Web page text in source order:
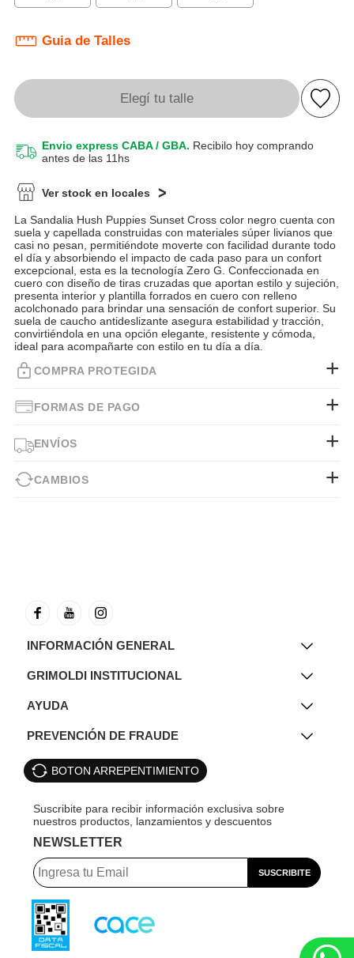
Guia de Talles
Elegí tu talle
Envio express CABA / GBA. Recibilo hoy comprando
antes de las 11hs
Ver stock en locales
La Sandalia Hush Puppies Sunset Cross color negro cuenta con
suela y capellada construidas con materiales súper livianos que
casi no pesan, permitiéndote moverte con facilidad durante todo
el día y absorbiendo el impacto de cada paso para un confort
excepcional, esta es la tecnología Zero G. Confeccionada en
cuero con diseño de tiras cruzadas que aportan estilo y sujeción,
presenta interior y plantilla forrados en cuero con relleno
acolchonado para brindar una sensación de confort superior. Su
suela de caucho antideslizante asegura estabilidad y tracción,
convirtiéndola en una opción elegante, resistente y cómoda,
ideal para acompañarte con estilo en tu día a día.
COMPRA PROTEGIDA
FORMAS DE PAGO
ENVÍOS
CAMBIOS
INFORMACIÓN GENERAL
GRIMOLDI INSTITUCIONAL
AYUDA
PREVENCIÓN DE FRAUDE
BOTON ARREPENTIMIENTO
NEWSLETTER